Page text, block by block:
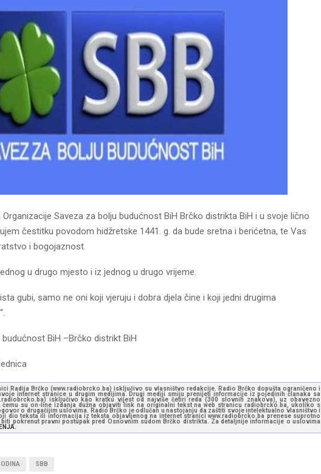
Saveza za bolju budućnost BiH Brčko distrikta BiH i u svoje lično
čestitku povodom hidžretske 1441. g. da bude sretna i berićetna, te Vas
i bogojaznost.
u drugo mjesto i iz jednog u drugo vrijeme.
gubi, samo ne oni koji vjeruju i dobra djela čine i koji jedni drugima
BiH –Brčko distrikt BiH
Radija Brčko (www.radiobrcko.ba) isključivo su vlasništvo redakcije. Radio Brčko dopušta ograničeno i
internet stranice u drugim medijima. Drugi mediji smiju prenijeti informacije iz pojedinih članaka sa
isključivo kao kratku vijest od najviše četiri reda (300 slovnih znakova), uz obavezno
su on-line izdanja dužna objaviti link na originalni tekst na web stranicu radiobrcko.ba, ukoliko s
o drugačijim uslovima. Radio Brčko je odlučan u nastojanju da zaštiti svoje intelektualno vlasništvo i
dio teksta ili informacija iz teksta objavljenog na internet stranici www.radiobrcko.ba prenese suprotno
pokrenut pravni postupak pred Osnovnim sudom Brčko distrikta. Za detaljnije informacije o uslovima
SBB